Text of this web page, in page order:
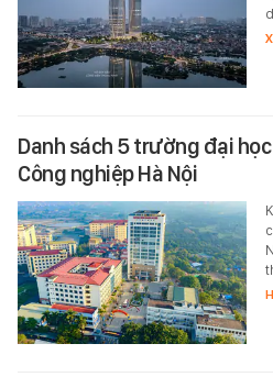
Danh sách 5 trường đại
Công nghiệp Hà Nội